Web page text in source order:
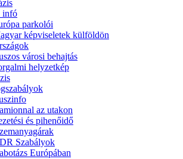
infó
parkolói
képviseletek külföldön
városi behajtás
helyzetkép
az utakon
és pihenőidő
Szabályok
Európában